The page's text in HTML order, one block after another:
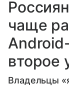
чаще
второе
Владельцы